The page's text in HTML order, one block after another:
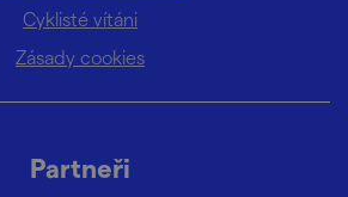
Cyklisté vítáni
Zásady cookies
Partneři